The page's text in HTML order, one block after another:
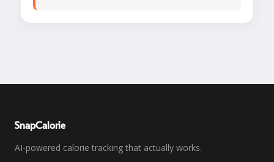
SnapCalorie
AI-powered calorie tracking that actually works.